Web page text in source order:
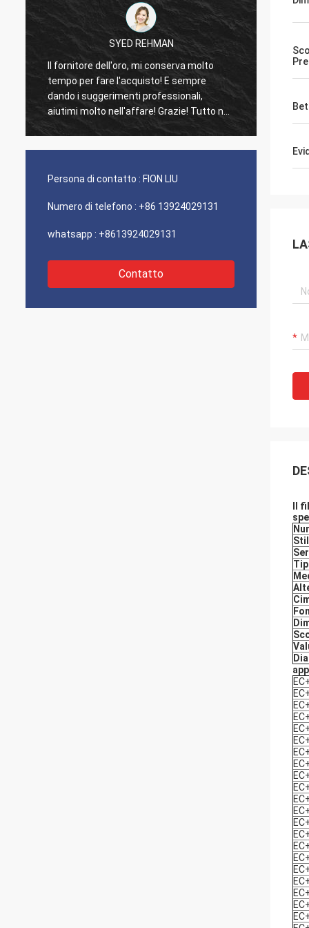
SYED REHMAN
Il fornitore dell'oro, mi conserva molto
tempo per fare l'acquisto! E sempre
dando i suggerimenti professionali,
aiutimi molto nell'affare! Grazie! Tutto nel
migliore ordine, le merci di buona qualità,
società per comprare più
I
Persona di contatto : FION LIU
Numero di telefono : +86 13924029131
whatsapp : +8613924029131
Contatto
Il